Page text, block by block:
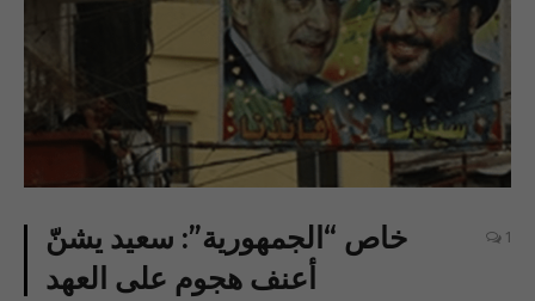
خاص “الجمهورية”: سعيد يشنّ
أعنف هجوم على العهد
1